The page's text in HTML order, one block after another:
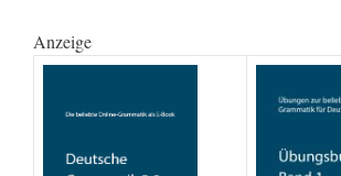
Anzeige